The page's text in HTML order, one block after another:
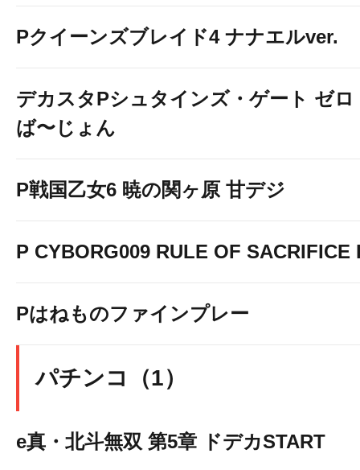
Pクイーンズブレイド4 ナナエルver.
デカスタPシュタインズ・ゲート ゼ
ば〜じょん
P戦国乙女6 暁の関ヶ原 甘デジ
P CYBORG009 RULE OF SACRIFICE
Pはねものファインプレー
パチンコ（1）
e真・北斗無双 第5章 ドデカSTART